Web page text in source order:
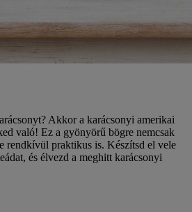
Akkor a karácsonyi amerikai
való! Ez a gyönyörű bögre nemcsak
rendkívül praktikus is. Készítsd el vele
és élvezd a meghitt karácsonyi